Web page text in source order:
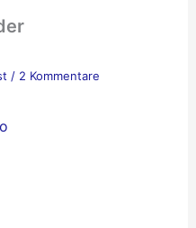
/ 2 Kommentare